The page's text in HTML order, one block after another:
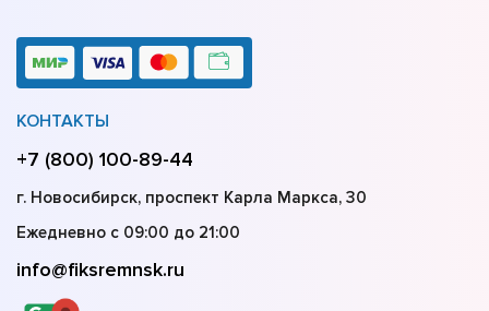
КОНТАКТЫ
+7 (800) 100-89-44
г. Новосибирск, проспект Карла Маркса, 30
Ежедневно с 09:00 до 21:00
info@fiksremnsk.ru